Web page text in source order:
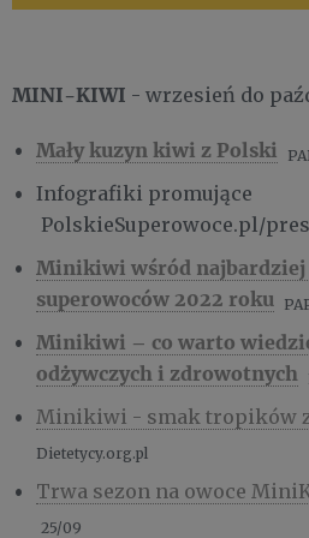
MINI-KIWI - wrzesień do
Mały kuzyn kiwi z Polski
Infografiki promujące
PolskieSuperowoce.pl/
Minikiwi wśród najbardziej
superowoców 2022 roku
Minikiwi – co warto
odżywczych i zdrowotnych
Minikiwi - smak tropików
Dietetycy.org.pl
Trwa sezon na owoce
25/09